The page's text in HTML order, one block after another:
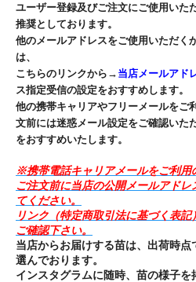
ユーザー登録及びご注文にご使用いた
推奨としております。
他のメールアドレスをご使用いただく
は、
こちらのリンクから→ 当店メールアド
ス指定受信の設定をおすすめします。
他の携帯キャリアやフリーメールをご
文前には迷惑メール設定をご確認いた
をおすすめいたします。
※携帯電話キャリアメールをご利用
ご注文前に当店の公開メールアド
てください。
リンク（特定商取引法に基づく表
ご確認下さい。
当店からお届けする苗は、出荷時
選んでおります。
インスタグラムに随時、苗の様子を